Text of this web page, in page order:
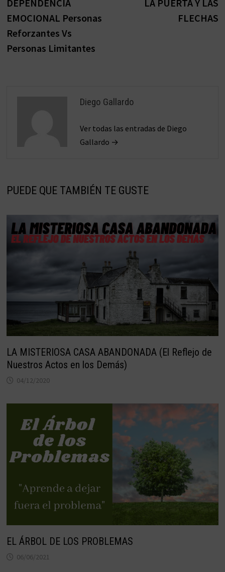
de
entradas
DEPENDENCIA
EMOCIONAL Personas
Reforzantes Vs
Personas Limitantes
LA PUERTA Y LAS
FLECHAS
Diego Gallardo
Ver todas las entradas de Diego
Gallardo →
PUEDE QUE TAMBIÉN TE GUSTE
LA MISTERIOSA CASA ABANDONADA (El Reflejo de
Nuestros Actos en los Demás)
04/12/2020
EL ÁRBOL DE LOS PROBLEMAS
06/06/2021